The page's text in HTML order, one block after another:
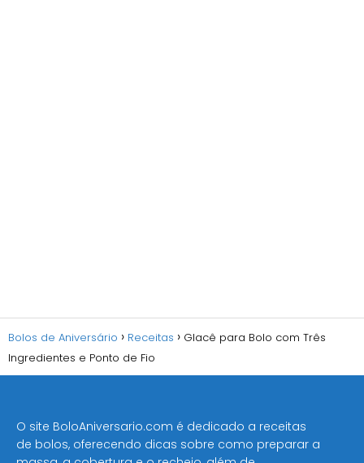
Bolos de Aniversário Receitas
Glacê para Bolo com Três
Ingredientes e Ponto de Fio
O site BoloAniversario.com é dedicado a receitas
de bolos, oferecendo dicas sobre como preparar a